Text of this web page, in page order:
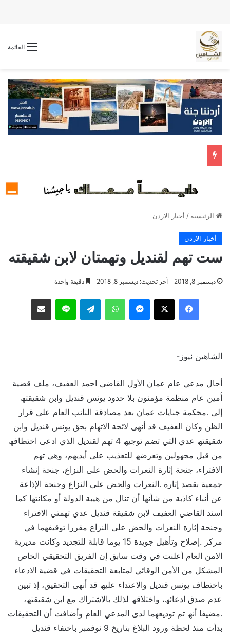
القائمة
الرئيسية / أخبار الاردن
أخبار الاردن
ست تهم لقنديل وتهمتان لابن شقيقته
ديسمبر 8, 2018 آخر تحديث: ديسمبر 8, 2018 دقيقة واحدة
فيسبوك ‫X ماسنجر واتساب تيلقرام لاين مشاركة عبر البريد
الشاهين نيوز-
أحال مدعي عام عمان الأول القاضي احمد العفیف، ملف قضیة
أمین عام منظمة مؤمنون بلا حدود یونس قندیل وابن شقیقتھ
إلى .محكمة جنایات عمان بعد مصادقة النائب العام على قرار
الظن وكان العفیف قد أنھى لائحة الاتھام بحق یونس قندیل وابن
شقیقتھ عدي التي تضم توجیھ 4 تھم لقندیل الذي ادعى اختطافھ
من قبل مجھولین وتعرضھ للتعذیب على أیدیھم، وھي تھم
الافتراء، جنحة إثارة النعرات والحض على النزاع، جنحة إنشاء
جمعیة بقصد إثارة .النعرات والحض على النزاع وجنحة الإذاعة
عن أنباء كاذبة من شأنھا أن تنال من ھیبة الدولة أو مكانتھا كما
اسند القاضي العفیف لابن شقیقة قندیل عدي تھمتي الافتراء
وجنحة إثارة النعرات والحض على النزاع مقررا توقیفھما في
مركز .إصلاح وتأھیل جویدة 15 یوما قابلة للتجدید وكانت مدیریة
الامن العام أعلنت في وقت سابق إن الفریق التحقیقي الخاص
المشكل من الأمن الوقائي لمتابعة التحقیقات في قضیة الادعاء
باختطاف یونس قندیل والاعتداء علیھ قد أنھى التحقیق، إذ تبین
عدم صدق ادعائھ، واختلاقھ لذلك بالاشتراك مع ابن شقیقتھ،
.مضیفا أنھ تم تودیعھما لدى المدعي العام وأضافت أن التحقیقات
بدأت منذ لحظة ورود البلاغ بتاریخ 9 نوفمبر باختفاء قندیل